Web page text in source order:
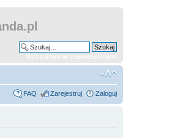
FAQ Zarejestruj Zaloguj